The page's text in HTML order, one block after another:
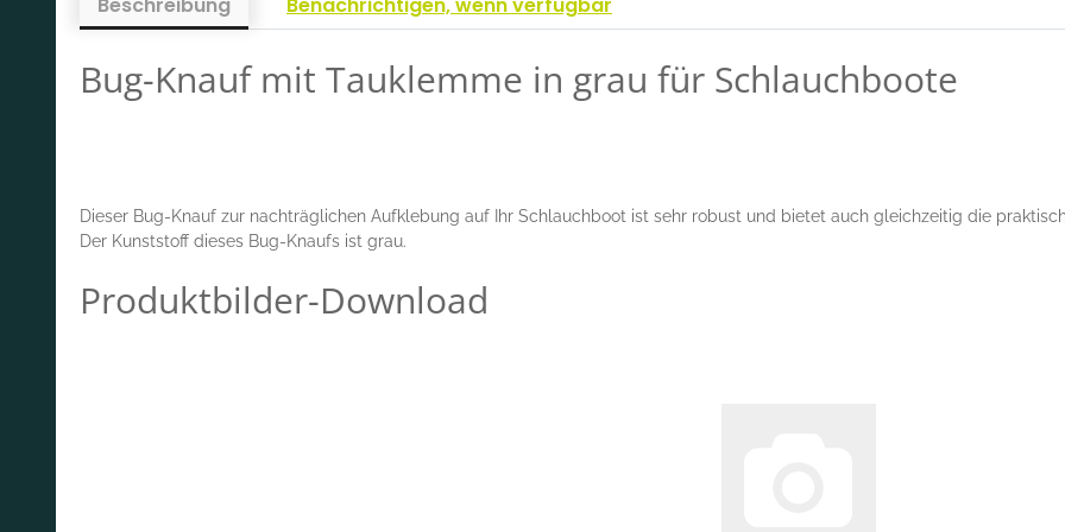
Bug-Knauf mit Tauklemme in grau für Schlauchboote
Dieser Bug-Knauf zur nachträglichen Aufklebung auf Ihr Schlauchboot ist sehr robust und bietet auch gleichzeitig die
Der Kunststoff dieses Bug-Knaufs ist grau.
Produktbilder-Download